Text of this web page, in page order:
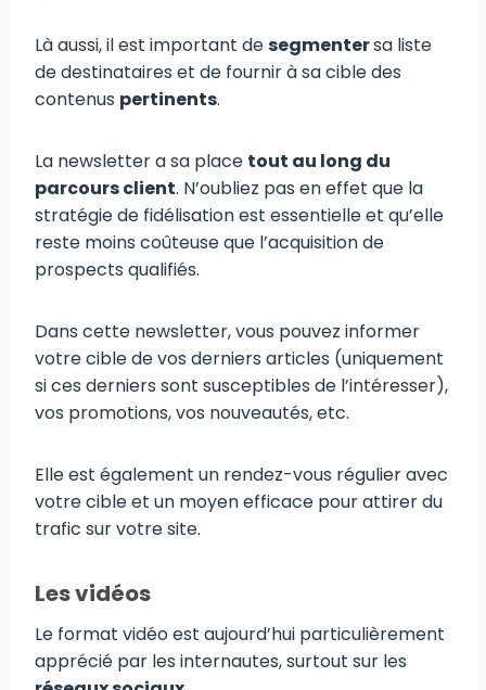
Là aussi, il est important desegmentersa liste
de destinataires et de fournir à sa cible des
contenus pertinents.
La newsletter a sa place tout au long du
parcours client. N’oubliez pas en effet que la
stratégie de fidélisation est essentielle et qu’elle
reste moins coûteuse que l’acquisition de
prospects qualifiés.
Dans cette newsletter, vous pouvez informer
votre cible de vos derniers articles (uniquement
si ces derniers sont susceptibles de l’intéresser),
vos promotions, vos nouveautés, etc.
Elle est également un rendez-vous régulier avec
votre cible et un moyen efficace pour attirer du
trafic sur votre site.
Les vidéos
Le format vidéo est aujourd’hui particulièrement
apprécié par les internautes, surtout sur les